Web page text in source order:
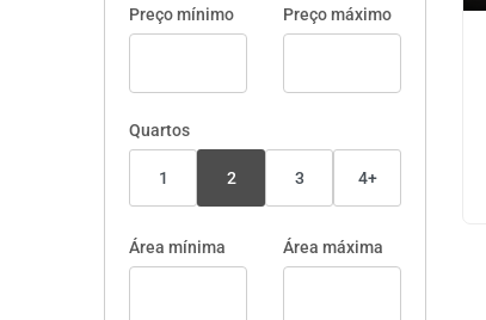
Preço mínimo Preço máximo
Quartos
1 2 3 4+
Área mínima Área máxima